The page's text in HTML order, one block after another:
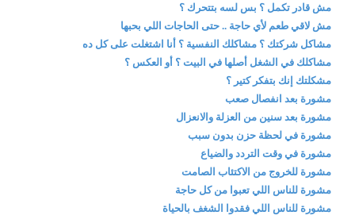
مش قادر تكمل ؟ بس لسه بتتحرك ؟
مش لاقي طعم لأي حاجة .. حتى الحاجات اللي بحبها
مشاكل شركتك ؟ مشاكلك النفسية ؟ أنا اشتغلت على كل ده
مشاكلك في الشغل أصلها في البيت ؟ أو العكس ؟
مشكلتك إنك بتفكر كتير ؟
مشورة بعد انفصال صعب
مشورة بعد سنين من العزلة والانعزال
مشورة في لحظة حزن بدون سبب
مشورة في وقت التردد والضياع
مشورة للخروج من الاكتئاب الصامت
مشورة للناس اللي تعبوا من كل حاجة
مشورة للناس اللي فقدوا الشغف بالحياة